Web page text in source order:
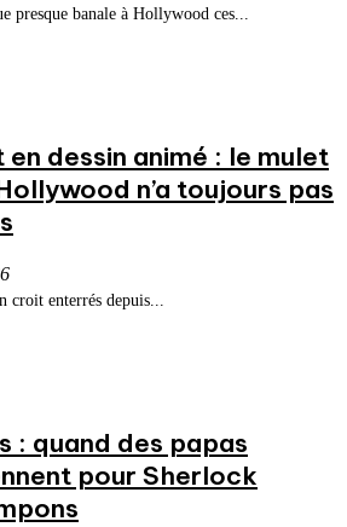
presque banale à Hollywood ces...
dessin animé : le mulet
n’a toujours pas
croit enterrés depuis...
: quand des papas
pour Sherlock